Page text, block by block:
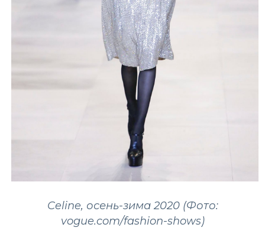
Celine, осень-зима 2020 (Фото:
vogue.com/fashion-shows)